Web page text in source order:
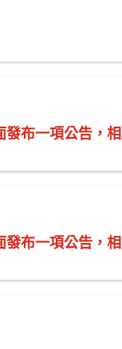
布一項公告，
布一項公告，